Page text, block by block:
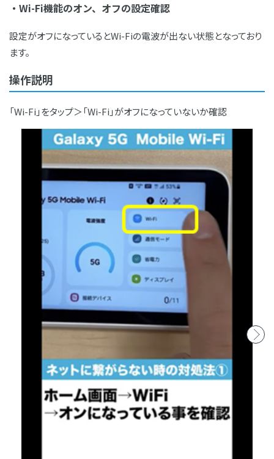
・Wi-Fi機能のオン、オフの設定確認
設定がオフになっているとWi-Fiの電波が出ない状態となっており
ます。
操作説明
「Wi-Fi」をタップ＞「Wi-Fi」がオフになっていないか確認